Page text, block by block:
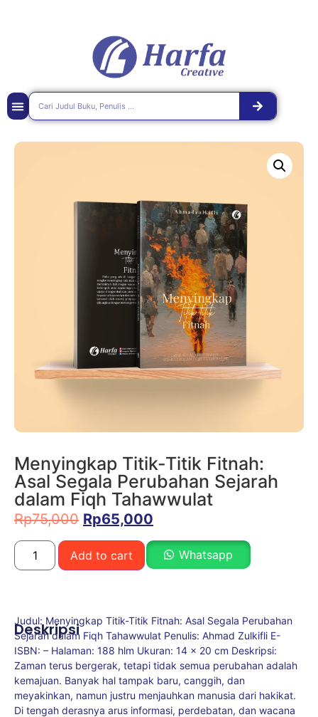
Menyingkap Titik-Titik Fitnah:
Asal Segala Perubahan Sejarah
dalam Fiqh Tahawwulat
Rp75,000 Rp65,000
Add to cart Whatsapp
Deskripsi
Judul: Menyingkap Titik-Titik Fitnah: Asal Segala Perubahan
Sejarah dalam Fiqh Tahawwulat Penulis: Ahmad Zulkifli E-
ISBN: – Halaman: 188 hlm Ukuran: 14 x 20 cm Deskripsi:
Zaman terus bergerak, tetapi tidak semua perubahan adalah
kemajuan. Banyak hal tampak baru, canggih, dan
meyakinkan, namun justru menjauhkan manusia dari hakikat.
Di tengah derasnya arus informasi, perdebatan, dan wacana